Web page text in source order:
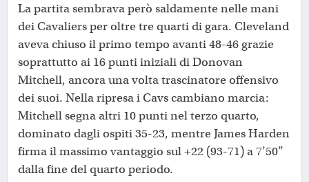
La partita sembrava però saldamente nelle mani
dei Cavaliers per oltre tre quarti di gara. Cleveland
aveva chiuso il primo tempo avanti 48-46 grazie
soprattutto ai 16 punti iniziali di Donovan
Mitchell, ancora una volta trascinatore offensivo
dei suoi. Nella ripresa i Cavs cambiano marcia:
Mitchell segna altri 10 punti nel terzo quarto,
dominato dagli ospiti 35-23, mentre James Harden
firma il massimo vantaggio sul +22 (93-71) a 7’50’’
dalla fine del quarto periodo.